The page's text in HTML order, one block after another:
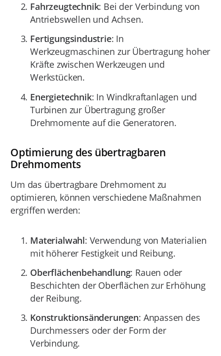
Fahrzeugtechnik: Bei der Verbindung von
Antriebswellen und Achsen.
Fertigungsindustrie: In
Werkzeugmaschinen zur Übertragung hoher
Kräfte zwischen Werkzeugen und
Werkstücken.
Energietechnik: In Windkraftanlagen und
Turbinen zur Übertragung großer
Drehmomente auf die Generatoren.
Optimierung des übertragbaren
Drehmoments
Um das übertragbare Drehmoment zu
optimieren, können verschiedene Maßnahmen
ergriffen werden:
Materialwahl: Verwendung von Materialien
mit höherer Festigkeit und Reibung.
Oberflächenbehandlung: Rauen oder
Beschichten der Oberflächen zur Erhöhung
der Reibung.
Konstruktionsänderungen: Anpassen des
Durchmessers oder der Form der
Verbindung.